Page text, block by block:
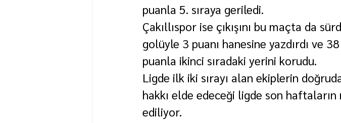
puanla 5. sıraya geriledi.
Çakıllıspor ise çıkışını bu maçta da
golüyle 3 puanı hanesine yazdırdı ve
puanla ikinci sıradaki yerini korudu.
Ligde ilk iki sırayı alan ekiplerin
hakkı elde edeceği ligde son
ediliyor.